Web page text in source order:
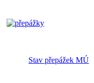
Stav přepážek MÚ